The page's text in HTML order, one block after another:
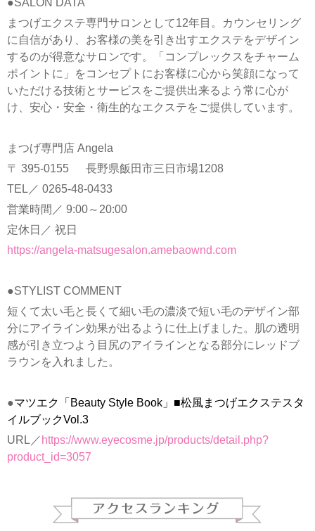
まつげエクステ専門サロンとして12年目。カウンセリング
に自信があり、お客様の美を引き出すエクステをデザイン
するのが得意なサロンです。「コンプレックスをチャーム
ポイントに」をコンセプトにお客様に心から笑顔になって
いただける技術とサービスをご提供出来るよう常に心が
け、安心・安全・衛生的なエクステをご提供しています。
まつげ専門店 Angela
〒 395-0155 長野県飯田市三日市場1208
TEL／ 0265-48-0433
営業時間／ 9:00～20:00
定休日／ 祝日
https://angela-matsugesalon.amebaownd.com
●STYLIST COMMENT
短くて太い毛と長くて細い毛の濃淡で短い毛のデザイン部
分にアイライン効果が出るように仕上げました。肌の透明
感が引き立つよう目尻のアイラインとなる部分にレッドブ
ラウンを入れました。
●マツエク「Beauty Style Book」■松風まつげエクステスタ
イルブックVol.3
URL／ https://www.eyecosme.jp/products/detail.php?
product_id=3057